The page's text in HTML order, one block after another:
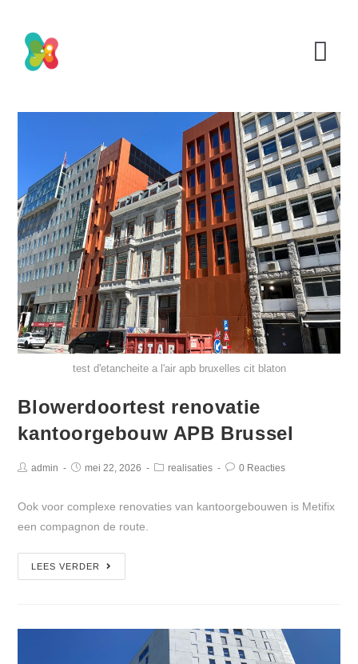
test d'etancheite a l'air apb bruxelles cit blaton
Blowerdoortest renovatie
kantoorgebouw APB Brussel
admin mei 22, 2026 realisaties 0 Reacties
Ook voor complexe renovaties van kantoorgebouwen is Metifix
een compagnon de route.
LEES VERDER